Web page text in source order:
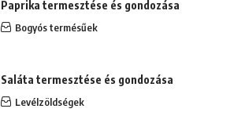
Paprika termesztése és gondozása
Bogyós termésűek
Saláta termesztése és gondozása
Levélzöldségek